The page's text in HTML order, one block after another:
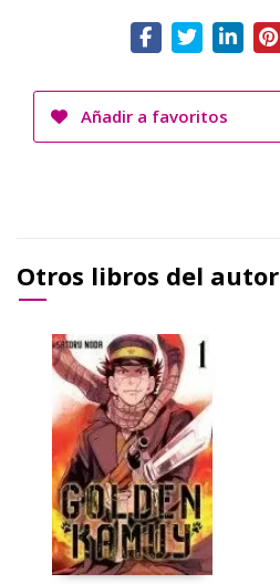
Añadir a favoritos
Otros libros del autor